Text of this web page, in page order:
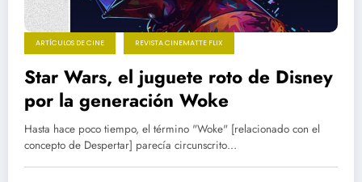
ARTÍCULOS DE CINE REVISTA CINEMATTE FLIX
Star Wars, el juguete roto de Disney
por la generación Woke
Hasta hace poco tiempo, el término "Woke" [relacionado con el
concepto de Despertar] parecía circunscrito…